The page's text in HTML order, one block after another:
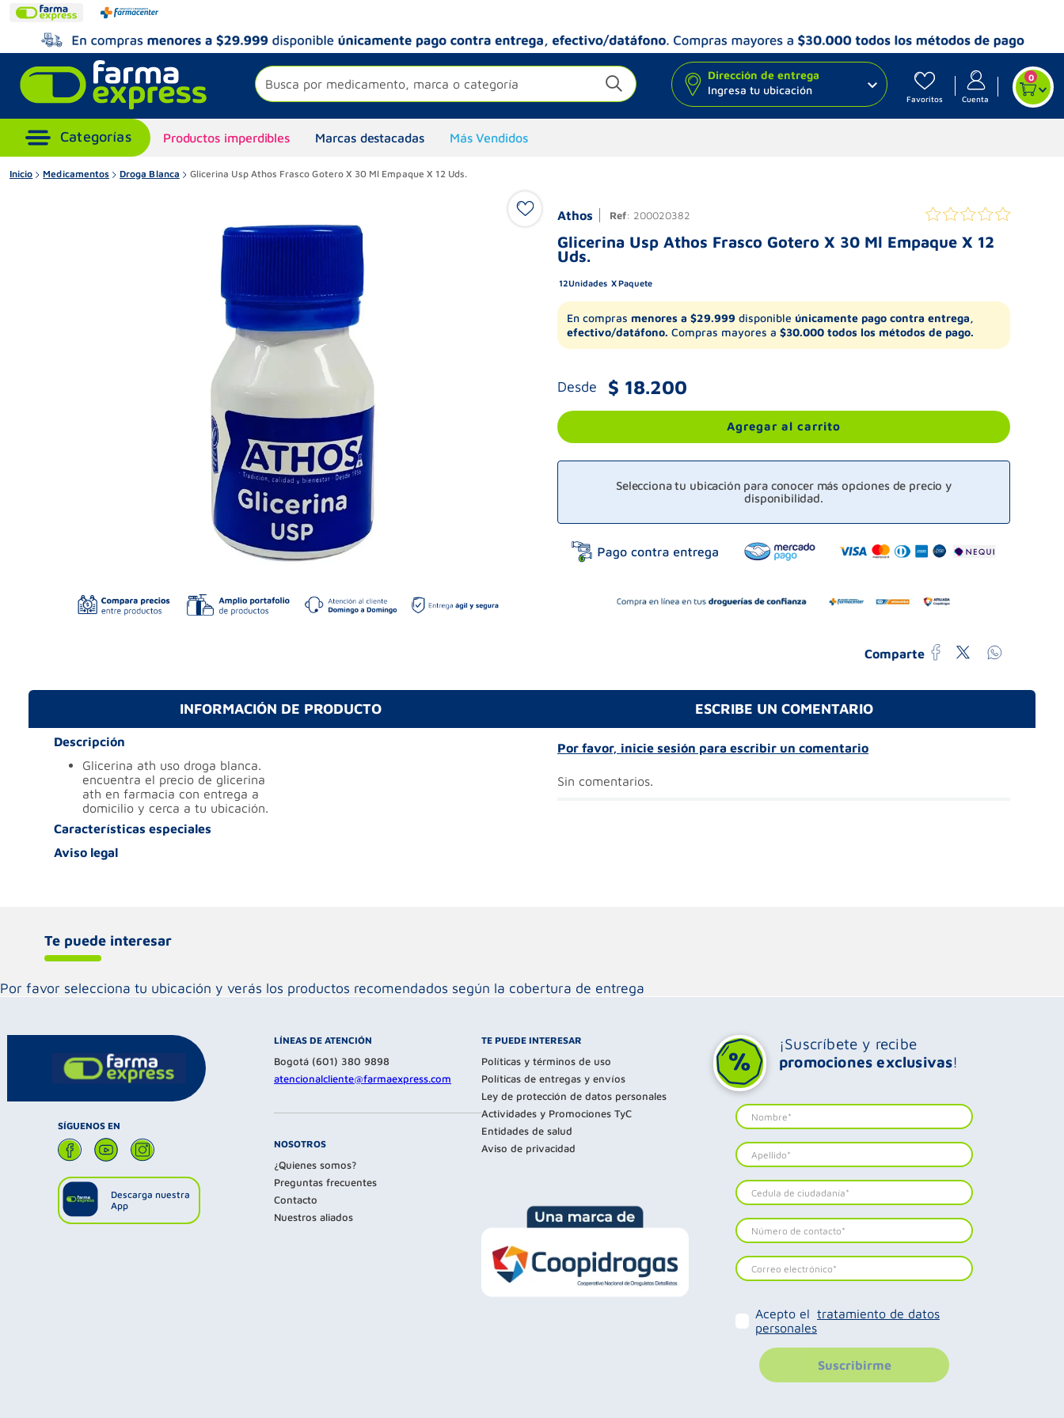
Busca por medicamento, marca o categoría
Dirección de entrega
Ingresa tu ubicación
Favoritos Cuenta
0
Productos imperdibles Marcas destacadas Más Vendidos
Inicio Medicamentos Droga Blanca Glicerina Usp Athos Frasco Gotero X 30 Ml Empaque X 12 Uds.
Athos Ref: 200020382
Glicerina Usp Athos Frasco Gotero X 30 Ml Empaque X 12
Uds.
12Unidades Paquete
En compras menores a $29.999 disponible únicamente pago contra entrega,
efectivo/datáfono. Compras mayores a $30.000 todos los métodos de pago.
Desde $ 18.200
Agregar al carrito
Selecciona tu ubicación para conocer más opciones de precio y
disponibilidad.
Comparte
INFORMACIÓN DE PRODUCTO
Descripción
glicerina ath uso droga blanca.
encuentra el precio de glicerina
ath en farmacia con entrega a
domicilio y cerca a tu ubicación.
Características especiales
Aviso legal
ESCRIBE UN COMENTARIO
Por favor, inicie sesión para escribir un comentario
Sin comentarios.
Te puede interesar
Por favor selecciona tu ubicación y verás los productos recomendados según la cobertura de entrega
SÍGUENOS EN
Descarga nuestra
App
LÍNEAS DE ATENCIÓN
Bogotá (601) 380 9898
atencionalcliente@farmaexpress.com
NOSOTROS
¿Quienes somos?
Preguntas frecuentes
Contacto
Nuestros aliados
TE PUEDE INTERESAR
Políticas y términos de uso
Políticas de entregas y envíos
Ley de protección de datos personales
Actividades y Promociones TyC
Entidades de salud
Aviso de privacidad
¡Suscríbete y recibe
promociones exclusivas!
Acepto el tratamiento de datos
personales
Suscribirme